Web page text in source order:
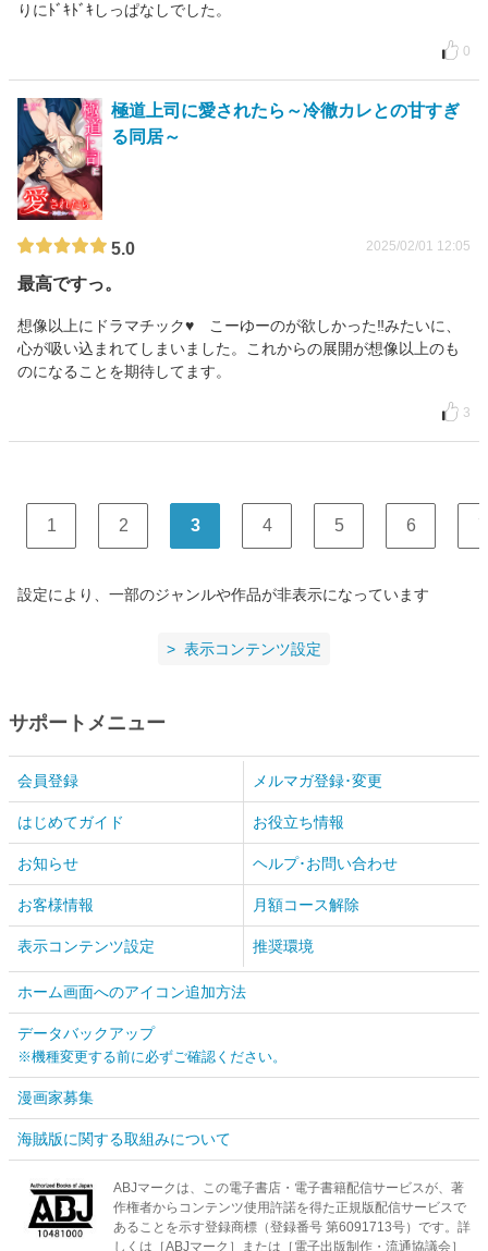
りにﾄﾞｷﾄﾞｷしっぱなしでした。
0
極道上司に愛されたら～冷徹カレとの甘すぎ
る同居～
5.0 2025/02/01 12:05
最高ですっ。
想像以上にドラマチック♥ こーゆーのが欲しかった‼みたいに、
心が吸い込まれてしまいました。これからの展開が想像以上のも
のになることを期待してます。
3
1 2 3 4 5 6 7
設定により、一部のジャンルや作品が非表示になっています
表示コンテンツ設定
サポートメニュー
会員登録 メルマガ登録･変更
はじめてガイド お役立ち情報
お知らせ ヘルプ･お問い合わせ
お客様情報 月額コース解除
表示コンテンツ設定 推奨環境
ホーム画面へのアイコン追加方法
データバックアップ
※機種変更する前に必ずご確認ください。
漫画家募集
海賊版に関する取組みについて
ABJマークは、この電子書店・電子書籍配信サービスが、著
作権者からコンテンツ使用許諾を得た正規版配信サービスで
あることを示す登録商標（登録番号 第6091713号）です。詳
しくは［ABJマーク］または［電子出版制作・流通協議会］